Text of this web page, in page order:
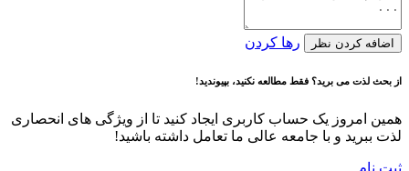
اضافه کردن نظر رها کردن
از بحث لذت می برید؟ فقط مطالعه نکنید، بپیوندید!
همین امروز یک حساب کاربری ایجاد کنید تا از ویژگی های انحصاری
لذت ببرید و با جامعه عالی ما تعامل داشته باشید!
ثبت نام